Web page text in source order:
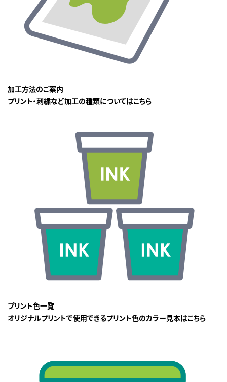
加工方法のご案内
プリント・刺繍など加工の種類についてはこちら
プリント色一覧
オリジナルプリントで使用できるプリント色のカラー見本はこちら